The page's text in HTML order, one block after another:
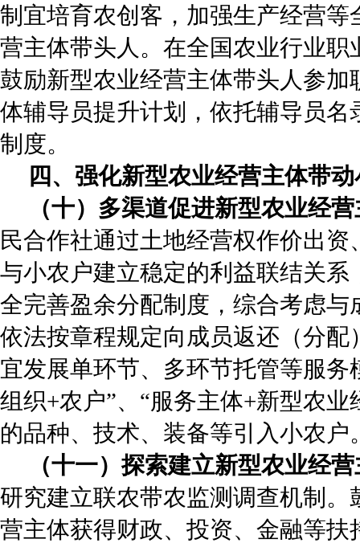
制宜培育农创客，加强生产经营
营主体带头人。在全国农业行业
鼓励新型农业经营主体带头人参
体辅导员提升计划，依托辅导员
制度。
四、强化新型农业经营主体带动
（十）多渠道促进新型农业经营
民合作社通过土地经营权作价出
与小农户建立稳定的利益联结关
全完善盈余分配制度，综合考虑
依法按章程规定向成员返还（分
宜发展单环节、多环节托管等服
组织+农户”、“服务主体+新型农
的品种、技术、装备等引入小农
（十一）探索建立新型农业经营
研究建立联农带农监测调查机制
营主体获得财政、投资、金融等